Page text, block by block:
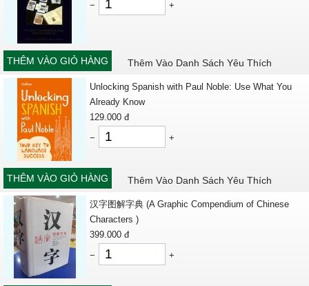
− +
THÊM VÀO GIỎ HÀNG Thêm Vào Danh Sách Yêu Thích
Unlocking Spanish with Paul Noble: Use What You
Already Know
129.000 đ
−
+
THÊM VÀO GIỎ HÀNG Thêm Vào Danh Sách Yêu Thích
汉字图解字典 (A Graphic Compendium of Chinese
Characters )
399.000 đ
−
+